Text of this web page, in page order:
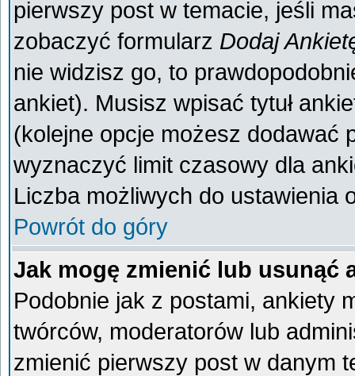
pierwszy post w temacie, jeśli
zobaczyć formularz Dodaj
nie widzisz go, to
ankiet). Musisz wpisać tytuł
(kolejne opcje możesz dodawać
wyznaczyć limit czasowy dla
Liczba możliwych do ustawienia
Powrót do góry
Jak mogę zmienić lub usunąć
Podobnie jak z postami, ankiety
twórców, moderatorów lub
zmienić pierwszy post w danym